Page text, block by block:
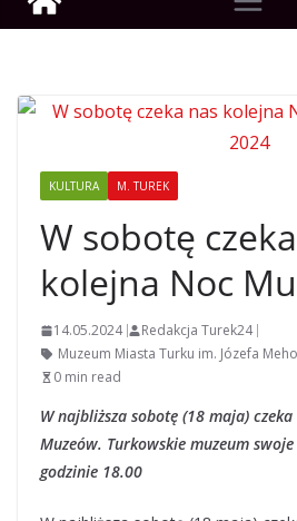
KULTURA M. TUREK
W sobotę
kolejna Noc
14.05.2024
Redakcja Turek24
Muzeum Miasta Turku im. Józefa
0 min read
W najbliższa sobotę (18 maja)
Muzeów. Turkowskie muzeum
godzinie 18.00